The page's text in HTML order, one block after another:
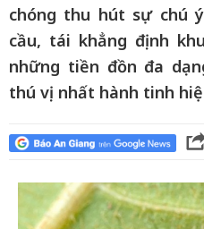
chóng thu hút sự chú
cầu, tái khẳng định
những tiền đồn đa
thú vị nhất hành tinh